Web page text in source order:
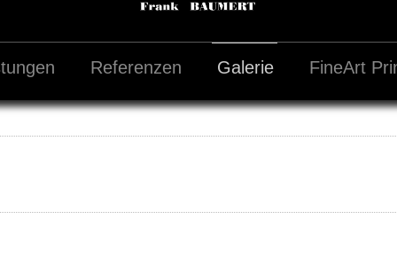
Referenzen Galerie FineArt